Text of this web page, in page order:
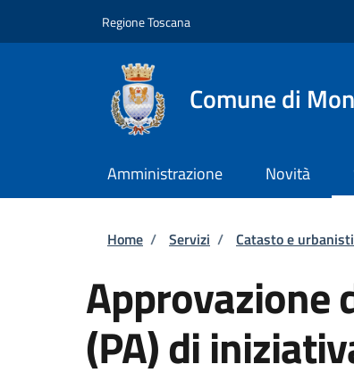
Regione Toscana
Comune di
Amministrazione Novità
Briciole di pane
Home / Servizi / Catasto e
Approvazione
(PA) di